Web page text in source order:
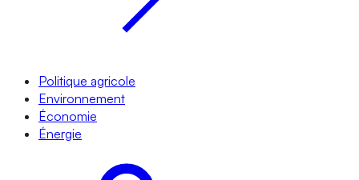
Politique agricole
Environnement
Économie
Énergie